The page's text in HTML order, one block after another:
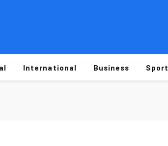
International Business Sport